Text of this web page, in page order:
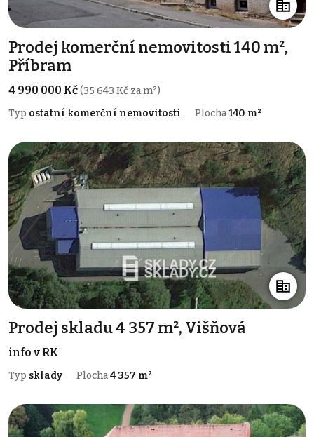
Prodej komerční nemovitosti 140 m²,
Příbram
4 990 000 Kč(35 643 Kč za m²)
Typ ostatní komerční nemovitosti Plocha140 m²
Prodej skladu 4 357 m², Višňová
info v RK
Typ sklady Plocha4 357 m²